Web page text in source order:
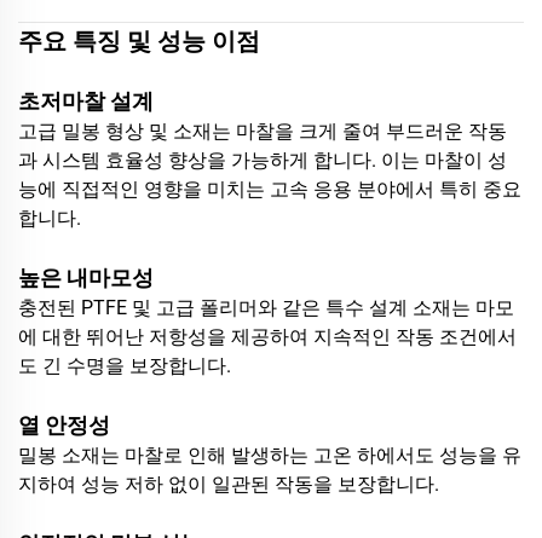
주요 특징 및 성능 이점
초저마찰 설계
고급 밀봉 형상 및 소재는 마찰을 크게 줄여 부드러운 작동
과 시스템 효율성 향상을 가능하게 합니다. 이는 마찰이 성
능에 직접적인 영향을 미치는 고속 응용 분야에서 특히 중요
합니다.
높은 내마모성
충전된 PTFE 및 고급 폴리머와 같은 특수 설계 소재는 마모
에 대한 뛰어난 저항성을 제공하여 지속적인 작동 조건에서
도 긴 수명을 보장합니다.
열 안정성
밀봉 소재는 마찰로 인해 발생하는 고온 하에서도 성능을 유
지하여 성능 저하 없이 일관된 작동을 보장합니다.